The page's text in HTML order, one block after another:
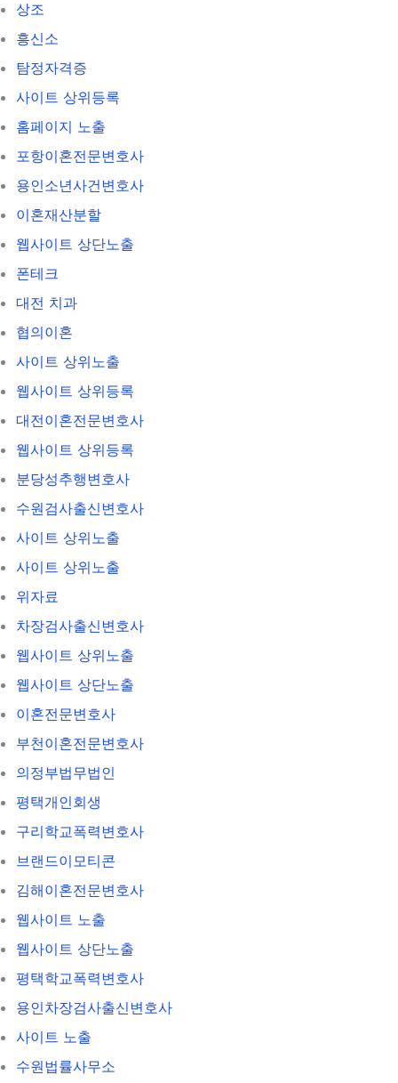
상조
흥신소
탐정자격증
사이트 상위등록
홈페이지 노출
포항이혼전문변호사
용인소년사건변호사
이혼재산분할
웹사이트 상단노출
폰테크
대전 치과
협의이혼
사이트 상위노출
웹사이트 상위등록
대전이혼전문변호사
웹사이트 상위등록
분당성추행변호사
수원검사출신변호사
사이트 상위노출
사이트 상위노출
위자료
차장검사출신변호사
웹사이트 상위노출
웹사이트 상단노출
이혼전문변호사
부천이혼전문변호사
의정부법무법인
평택개인회생
구리학교폭력변호사
브랜드이모티콘
김해이혼전문변호사
웹사이트 노출
웹사이트 상단노출
평택학교폭력변호사
용인차장검사출신변호사
사이트 노출
수원법률사무소